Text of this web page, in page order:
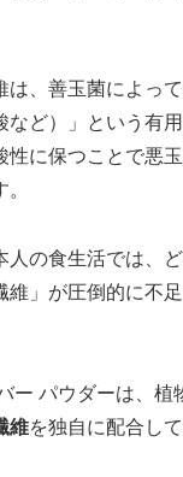
は、善玉菌によっ
など）」という有
性に保つことで悪
人の食生活では、
維」が圧倒的に不
ー パウダーは、植
維を独自に配合して